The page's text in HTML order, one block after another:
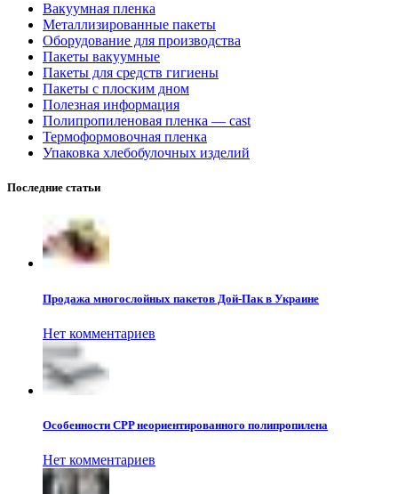
Вакуумная пленка
Металлизированные пакеты
Оборудование для производства
Пакеты вакуумные
Пакеты для средств гигиены
Пакеты с плоским дном
Полезная информация
Полипропиленовая пленка — cast
Термоформовочная пленка
Упаковка хлебобулочных изделий
Последние статьи
Продажа многослойных пакетов Дой-Пак в Украине
Нет комментариев
Особенности CPP неориентированного полипропилена
Нет комментариев